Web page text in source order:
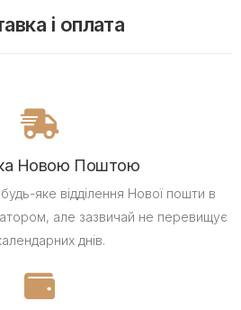
і оплата
Новою Поштою
яке відділення Нової пошти в
але зазвичай не перевищує
днів.